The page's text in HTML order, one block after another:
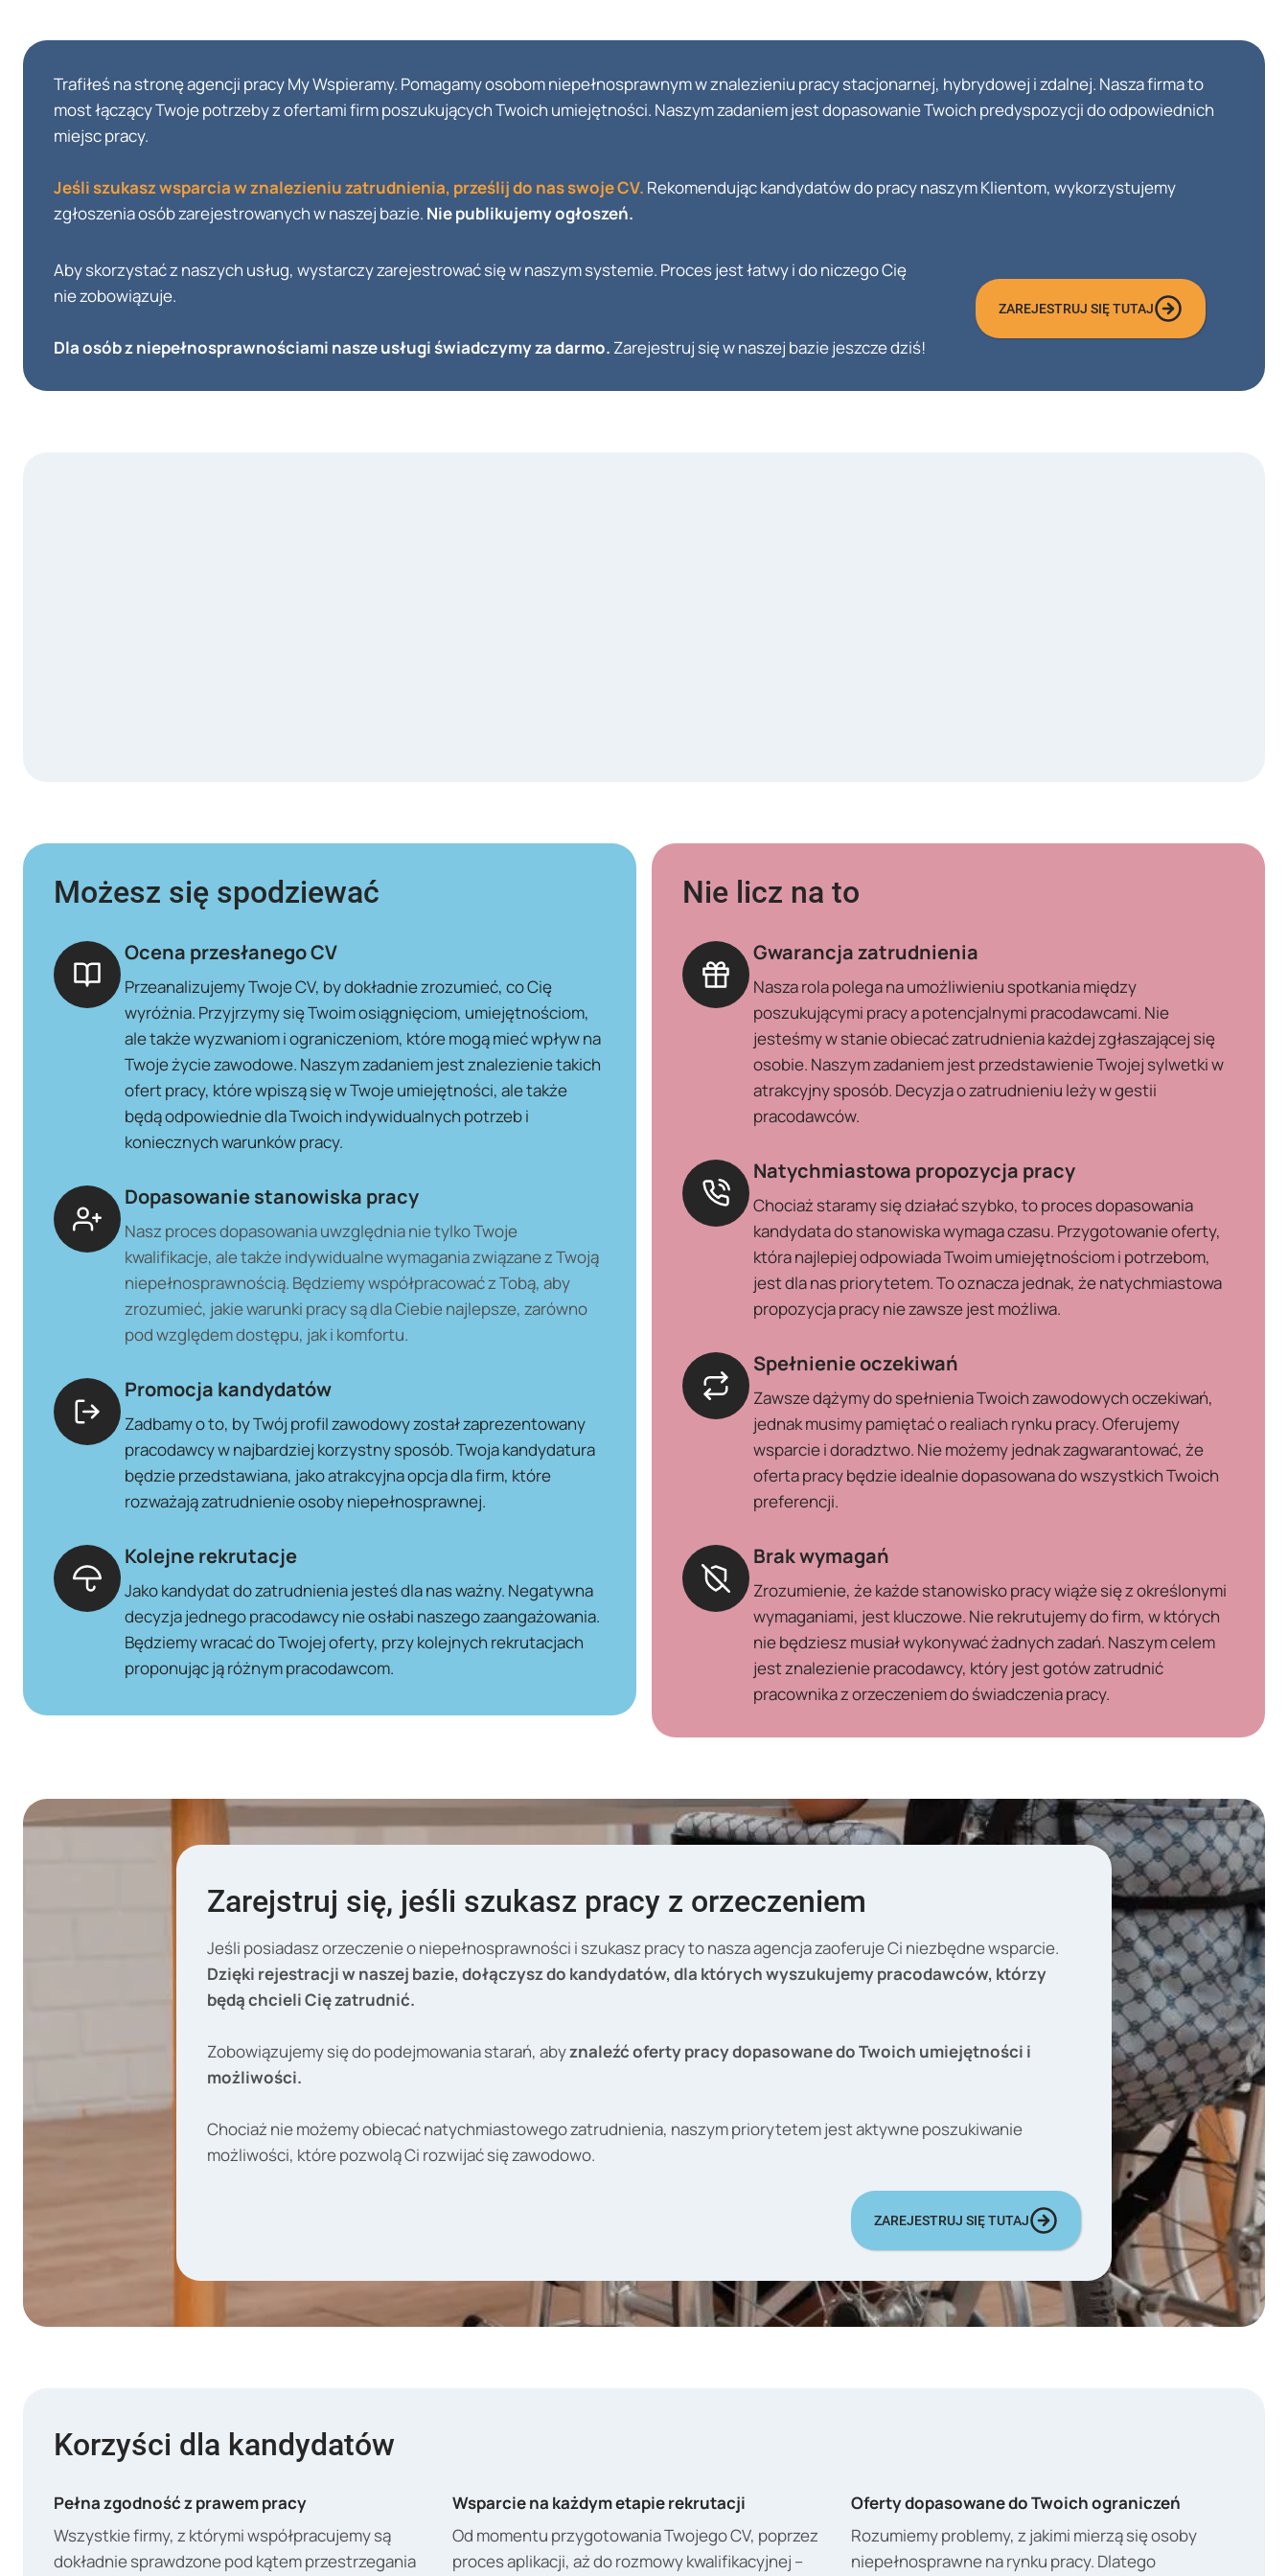
Trafiłeś na stronę agencji pracy My Wspieramy. Pomagamy osobom niepełnosprawnym w znalezieniu pracy stacjonarnej, hybrydowej i zdalnej. Nasza firma to
most łączący Twoje potrzeby z ofertami firm poszukujących Twoich umiejętności. Naszym zadaniem jest dopasowanie Twoich predyspozycji do odpowiednich
miejsc pracy.
Jeśli szukasz wsparcia w znalezieniu zatrudnienia, prześlij do nas swoje CV. Rekomendując kandydatów do pracy naszym Klientom, wykorzystujemy
zgłoszenia osób zarejestrowanych w naszej bazie. Nie publikujemy ogłoszeń.
Aby skorzystać z naszych usług, wystarczy zarejestrować się w naszym systemie. Proces jest łatwy i do niczego Cię
nie zobowiązuje.
Dla osób z niepełnosprawnościami nasze usługi świadczymy za darmo. Zarejestruj się w naszej bazie jeszcze dziś!
ZAREJESTRUJ SIĘ TUTAJ
Możesz się spodziewać
Ocena przesłanego CV
Przeanalizujemy Twoje CV, by dokładnie zrozumieć, co Cię
wyróżnia. Przyjrzymy się Twoim osiągnięciom, umiejętnościom,
ale także wyzwaniom i ograniczeniom, które mogą mieć wpływ na
Twoje życie zawodowe. Naszym zadaniem jest znalezienie takich
ofert pracy, które wpiszą się w Twoje umiejętności, ale także
będą odpowiednie dla Twoich indywidualnych potrzeb i
koniecznych warunków pracy.
Dopasowanie stanowiska pracy
Nasz proces dopasowania uwzględnia nie tylko Twoje
kwalifikacje, ale także indywidualne wymagania związane z Twoją
niepełnosprawnością. Będziemy współpracować z Tobą, aby
zrozumieć, jakie warunki pracy są dla Ciebie najlepsze, zarówno
pod względem dostępu, jak i komfortu.
Promocja kandydatów
Zadbamy o to, by Twój profil zawodowy został zaprezentowany
pracodawcy w najbardziej korzystny sposób. Twoja kandydatura
będzie przedstawiana, jako atrakcyjna opcja dla firm, które
rozważają zatrudnienie osoby niepełnosprawnej.
Kolejne rekrutacje
Jako kandydat do zatrudnienia jesteś dla nas ważny. Negatywna
decyzja jednego pracodawcy nie osłabi naszego zaangażowania.
Będziemy wracać do Twojej oferty, przy kolejnych rekrutacjach
proponując ją różnym pracodawcom.
Nie licz na to
Gwarancja zatrudnienia
Nasza rola polega na umożliwieniu spotkania między
poszukującymi pracy a potencjalnymi pracodawcami. Nie
jesteśmy w stanie obiecać zatrudnienia każdej zgłaszającej się
osobie. Naszym zadaniem jest przedstawienie Twojej sylwetki w
atrakcyjny sposób. Decyzja o zatrudnieniu leży w gestii
pracodawców.
Natychmiastowa propozycja pracy
Chociaż staramy się działać szybko, to proces dopasowania
kandydata do stanowiska wymaga czasu. Przygotowanie oferty,
która najlepiej odpowiada Twoim umiejętnościom i potrzebom,
jest dla nas priorytetem. To oznacza jednak, że natychmiastowa
propozycja pracy nie zawsze jest możliwa.
Spełnienie oczekiwań
Zawsze dążymy do spełnienia Twoich zawodowych oczekiwań,
jednak musimy pamiętać o realiach rynku pracy. Oferujemy
wsparcie i doradztwo. Nie możemy jednak zagwarantować, że
oferta pracy będzie idealnie dopasowana do wszystkich Twoich
preferencji.
Brak wymagań
Zrozumienie, że każde stanowisko pracy wiąże się z określonymi
wymaganiami, jest kluczowe. Nie rekrutujemy do firm, w których
nie będziesz musiał wykonywać żadnych zadań. Naszym celem
jest znalezienie pracodawcy, który jest gotów zatrudnić
pracownika z orzeczeniem do świadczenia pracy.
Zarejstruj się, jeśli szukasz pracy z orzeczeniem
Jeśli posiadasz orzeczenie o niepełnosprawności i szukasz pracy to nasza agencja zaoferuje Ci niezbędne wsparcie.
Dzięki rejestracji w naszej bazie, dołączysz do kandydatów, dla których wyszukujemy pracodawców, którzy
będą chcieli Cię zatrudnić.
Zobowiązujemy się do podejmowania starań, abyznaleźć oferty pracy dopasowane do Twoich umiejętności i
możliwości.
Chociaż nie możemy obiecać natychmiastowego zatrudnienia, naszym priorytetem jest aktywne poszukiwanie
możliwości, które pozwolą Ci rozwijać się zawodowo.
ZAREJESTRUJ SIĘ TUTAJ
Korzyści dla kandydatów
Pełna zgodność z prawem pracy
Wszystkie firmy, z którymi współpracujemy są
dokładnie sprawdzone pod kątem przestrzegania
Wsparcie na każdym etapie rekrutacji
Od momentu przygotowania Twojego CV, poprzez
proces aplikacji, aż do rozmowy kwalifikacyjnej –
Oferty dopasowane do Twoich ograniczeń
Rozumiemy problemy, z jakimi mierzą się osoby
niepełnosprawne na rynku pracy. Dlatego